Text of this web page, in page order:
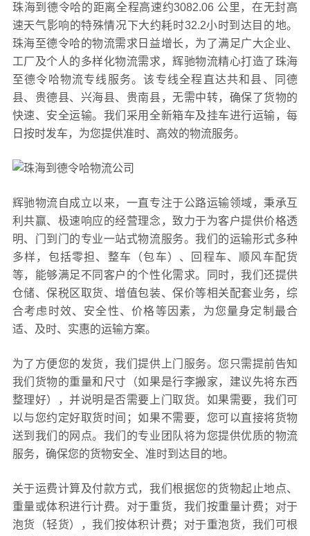
珠海到德令哈的距离全程高速约3082.06 公里，在无封高
速天气影响的特殊情况下大约耗时32.2小时到达目的地。
珠海至德令哈的物流需求日益增长，为了满足广大企业、
工厂及个人的多样化物流需求，辉驰物流精心打造了珠海
至德令哈物流专线服务。该专线全程直达共和县、同德
县、贵德县、兴海县、贵南县，无需中转，确保了货物的
快速、安全运输。我们采用全新箱车及挂车进行运输，每
日按时发车，为您提供准时、高效的物流服务。
辉驰物流自成立以来，一直专注于公路运输领域，秉承互
利共赢、极速响应的经营理念，致力于为客户提供价格透
明、门到门的专业一站式物流服务。我们的运输形式多种
多样，包括零担、整车（包车）、回程车、顺风车配货
等，能够满足不同客户的个性化需求。同时，我们还提供
仓储、保税区取货、增值包装、保价等相关配套业务，综
合考虑时效、安全性、价格等因素，为您量身定制最合
适、及时、实惠的运输方案。
为了方便您的发货，我们提供上门服务。您只需提前告知
我们货物的重量和尺寸（如果是行李搬家，建议先将东西
整理好），并说明是否需要上门取货。如果需要，我们可
以与您约定好取货时间；如果不需要，您可以直接将货物
送到我们的网点。我们的专业团队将为您提供优质的物流
服务，确保您的货物安全、准时到达目的地。
关于运费计算及付款方式，我们根据您的货物起止地点、
重量或体积进行计费。对于重货，我们按重量计费；对于
泡货（轻货），我们按体积计费；对于重泡货，我们可根